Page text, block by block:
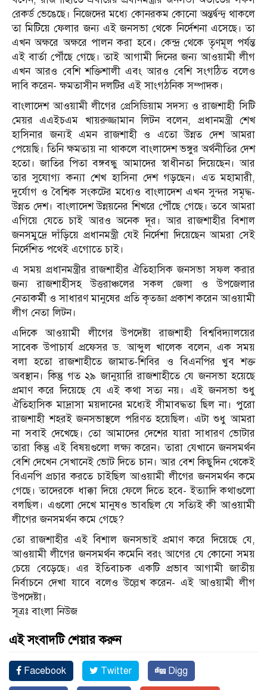
রেকর্ড ভেঙেছে। নিজেদের মধ্যে কোনরকম কোনো অন্তর্দ্বন্দ্ব থাকলে
তা মিটিয়ে ফেলার জন্য এই জনসভা থেকে নির্দেশনা এসেছে। তা
এখন অক্ষরে অক্ষরে পালন করা হবে। কেন্দ্র থেকে তৃণমূল পর্যন্ত
এই বার্তা পৌঁছে গেছে। তাই আগামী দিনের জন্য আওয়ামী লীগ
এখন আরও বেশি শক্তিশালী এবং আরও বেশি সংগঠিত বলেও
দাবি করেন- ক্ষমতাসীন দলটির এই সাংগঠনিক সম্পাদক।
বাংলাদেশ আওয়ামী লীগের প্রেসিডিয়াম সদস্য ও রাজশাহী সিটি
মেয়র এএইচএম খায়রুজ্জামান লিটন বলেন, প্রধানমন্ত্রী শেখ
হাসিনার জন্যই এমন রাজশাহী ও এতো উন্নত দেশ আমরা
পেয়েছি। তিনি ক্ষমতায় না থাকলে বাংলাদেশ ভঙ্গুর অর্থনীতির দেশ
হতো। জাতির পিতা বঙ্গবন্ধু আমাদের স্বাধীনতা দিয়েছেন। আর
তার সুযোগ্য কন্যা শেখ হাসিনা দেশ গড়ছেন। এত মহামারী,
দুর্যোগ ও বৈশ্বিক সংকটের মধ্যেও বাংলাদেশ এখন সুন্দর সমৃদ্ধ-
উন্নত দেশ। বাংলাদেশ উন্নয়নের শিখরে পৌঁছে গেছে। তবে আমরা
এগিয়ে যেতে চাই আরও অনেক দূর। আর রাজশাহীর বিশাল
জনসমুদ্রে দাঁড়িয়ে প্রধানমন্ত্রী যেই নির্দেশা দিয়েছেন আমরা সেই
নির্দেশিত পথেই এগোতে চাই।
এ সময় প্রধানমন্ত্রীর রাজশাহীর ঐতিহাসিক জনসভা সফল করার
জন্য রাজশাহীসহ উত্তরাঞ্চলের সকল জেলা ও উপজেলার
নেতাকর্মী ও সাধারণ মানুষের প্রতি কৃতজ্ঞা প্রকাশ করেন আওয়ামী
লীগ নেতা লিটন।
এদিকে আওয়ামী লীগের উপদেষ্টা রাজশাহী বিশ্ববিদ্যালয়ের
সাবেক উপাচার্য প্রফেসর ড. আব্দুল খালেক বলেন, এক সময়
বলা হতো রাজশাহীতে জামাত-শিবির ও বিএনপির খুব শক্ত
অবস্থান। কিন্তু গত ২৯ জানুয়ারি রাজশাহীতে যে জনসভা হয়েছে
প্রমাণ করে দিয়েছে যে এই কথা সত্য নয়। এই জনসভা শুধু
ঐতিহাসিক মাদ্রাসা ময়দানের মধ্যেই সীমাবদ্ধতা ছিল না। পুরো
রাজশাহী শহরই জনসভাস্থলে পরিণত হয়েছিল। এটা শুধু আমরা
না সবাই দেখেছে। তো আমাদের দেশের যারা সাধারণ ভোটার
তারা কিন্তু এই বিষয়গুলো লক্ষ্য করেন। তারা যেখানে জনসমর্থন
বেশি দেখেন সেখানেই ভোট দিতে চান। আর বেশ কিছুদিন থেকেই
বিএনপি প্রচার করতে চাইছিল আওয়ামী লীগের জনসমর্থন কমে
গেছে। তাদেরকে ধাক্কা দিয়ে ফেলে দিতে হবে- ইত্যাদি কথাগুলো
বলছিল। এগুলো দেখে মানুষও ভাবছিল যে সত্যিই কী আওয়ামী
লীগের জনসমর্থন কমে গেছে?
তো রাজশাহীর এই বিশাল জনসভাই প্রমাণ করে দিয়েছে যে,
আওয়ামী লীগের জনসমর্থন কমেনি বরং আগের যে কোনো সময়
চেয়ে বেড়েছে। এর ইতিবাচক একটি প্রভাব আগামী জাতীয়
নির্বাচনে দেখা যাবে বলেও উল্লেখ করেন- এই আওয়ামী লীগ
উপদেষ্টা।
সূত্রঃ বাংলা নিউজ
এই সংবাদটি শেয়ার করুন
Facebook Twitter Digg